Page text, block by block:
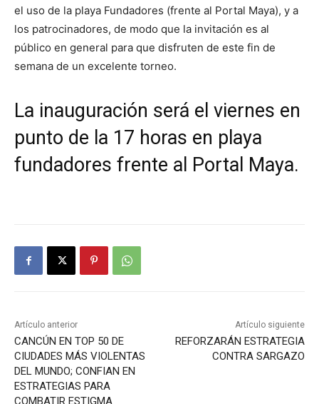
el uso de la playa Fundadores (frente al Portal Maya), y a
los patrocinadores, de modo que la invitación es al
público en general para que disfruten de este fin de
semana de un excelente torneo.
La inauguración será el viernes en
punto de la 17 horas en playa
fundadores frente al Portal Maya.
Artículo anterior
CANCÚN EN TOP 50 DE
CIUDADES MÁS VIOLENTAS
DEL MUNDO; CONFIAN EN
ESTRATEGIAS PARA
COMBATIR ESTIGMA
Artículo siguiente
REFORZARÁN ESTRATEGIA
CONTRA SARGAZO